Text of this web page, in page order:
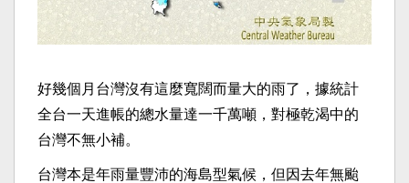
好幾個月台灣沒有這麼寬闊而量大的雨了，據統計
全台一天進帳的總水量達一千萬噸，對極乾渴中的
台灣不無小補。
台灣本是年雨量豐沛的海島型氣候，但因去年無颱